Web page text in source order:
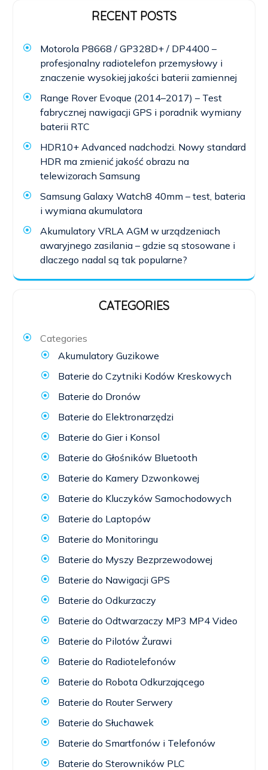
RECENT POSTS
Motorola P8668 / GP328D+ / DP4400 –
profesjonalny radiotelefon przemysłowy i
znaczenie wysokiej jakości baterii zamiennej
Range Rover Evoque (2014–2017) – Test
fabrycznej nawigacji GPS i poradnik wymiany
baterii RTC
HDR10+ Advanced nadchodzi. Nowy standard
HDR ma zmienić jakość obrazu na
telewizorach Samsung
Samsung Galaxy Watch8 40mm – test, bateria
i wymiana akumulatora
Akumulatory VRLA AGM w urządzeniach
awaryjnego zasilania – gdzie są stosowane i
dlaczego nadal są tak popularne?
CATEGORIES
Categories
Akumulatory Guzikowe
Baterie do Czytniki Kodów Kreskowych
Baterie do Dronów
Baterie do Elektronarzędzi
Baterie do Gier i Konsol
Baterie do Głośników Bluetooth
Baterie do Kamery Dzwonkowej
Baterie do Kluczyków Samochodowych
Baterie do Laptopów
Baterie do Monitoringu
Baterie do Myszy Bezprzewodowej
Baterie do Nawigacji GPS
Baterie do Odkurzaczy
Baterie do Odtwarzaczy MP3 MP4 Video
Baterie do Pilotów Żurawi
Baterie do Radiotelefonów
Baterie do Robota Odkurzającego
Baterie do Router Serwery
Baterie do Słuchawek
Baterie do Smartfonów i Telefonów
Baterie do Sterowników PLC